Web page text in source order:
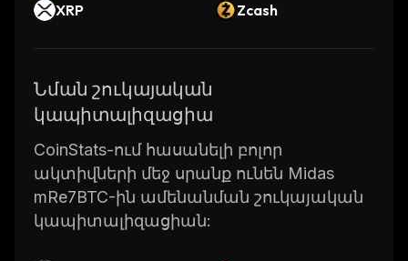
XRP
Zcash
Նման շուկայական
կապիտալիզացիա
CoinStats-ում հասանելի բոլոր
ակտիվների մեջ սրանք ունեն Midas
mRe7BTC-ին ամենանման շուկայական
կապիտալիզացիան: